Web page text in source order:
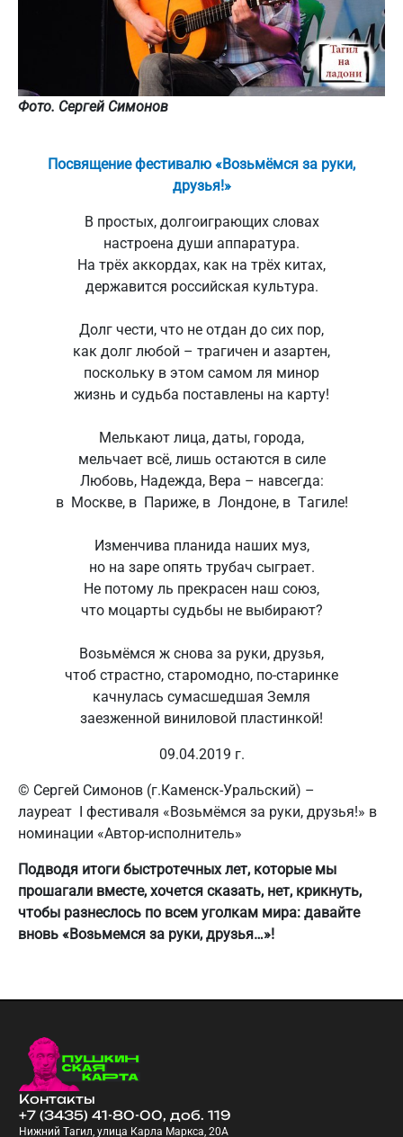
Фото. Сергей Симонов
Посвящение фестивалю «Возьмёмся за руки,
друзья!»
В простых, долгоиграющих словах
настроена души аппаратура.
На трёх аккордах, как на трёх китах,
державится российская культура.
Долг чести, что не отдан до сих пор,
как долг любой – трагичен и азартен,
поскольку в этом самом ля минор
жизнь и судьба поставлены на карту!
Мелькают лица, даты, города,
мельчает всё, лишь остаются в силе
Любовь, Надежда, Вера – навсегда:
в Москве, в Париже, в Лондоне, в Тагиле!
Изменчива планида наших муз,
но на заре опять трубач сыграет.
Не потому ль прекрасен наш союз,
что моцарты судьбы не выбирают?
Возьмёмся ж снова за руки, друзья,
чтоб страстно, старомодно, по-старинке
качнулась сумасшедшая Земля
заезженной виниловой пластинкой!
09.04.2019 г.
© Сергей Симонов (г.Каменск-Уральский) –
лауреат I фестиваля «Возьмёмся за руки, друзья!» в
номинации «Автор-исполнитель»
Подводя итоги быстротечных лет, которые мы
прошагали вместе, хочется сказать, нет, крикнуть,
чтобы разнеслось по всем уголкам мира: давайте
вновь «Возьмемся за руки, друзья…»!
Контакты
+7 (3435) 41-80-00, доб. 119
Нижний Тагил, улица Карла Маркса, 20А